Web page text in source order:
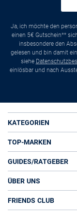
Ja, ich möchte den
einen 5€ Gutschein**
insbesondere den
gelesen und bin damit
siehe
einlösbar und nach
KATEGORIEN
TOP-MARKEN
GUIDES/RATGEBER
ÜBER UNS
FRIENDS CLUB